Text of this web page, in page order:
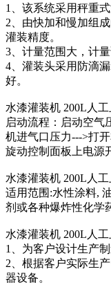
1、该系统采用秤重
2、由快加和慢加组
灌装精度。
3、计量范围大，计量
4、灌装头采用防滴
好。
水漆灌装机 200L人
启动流程：启动空气
机进气口压力--->打
旋动控制面板上电源
水漆灌装机 200L人
适用范围:水性涂料,
剂或各种爆炸性化学
水漆灌装机 200L人
1、为客户设计生产制
2、根据客户实际生
器设备。